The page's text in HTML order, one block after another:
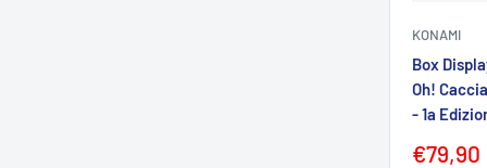
KONAMI
Box
Oh!
- 1a
Prezzo
€79,90